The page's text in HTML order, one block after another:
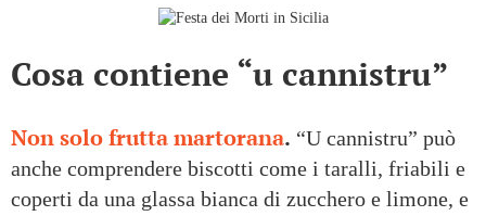
Cosa contiene “u cannistru”
Non solo frutta martorana. “U cannistru” può
anche comprendere biscotti come i taralli, friabili e
coperti da una glassa bianca di zucchero e limone, e